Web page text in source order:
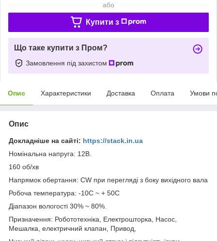
або
Купити з
Що таке купити з Пром?
Замовлення під захистом
Опис Характеристики Доставка Оплата Умови
Опис
Докладніше на сайті: https://stack.in.ua
Номінальна напруга: 12В.
160 об/хв
Напрямок обертання: CW при перегляді з боку вихідного вала
Робоча температура: -10C ~ + 50C
Діапазон вологості 30% ~ 80%.
Призначення: Робототехніка, Електрошторка, Насос,
Мешалка, електричний клапан, Привод,